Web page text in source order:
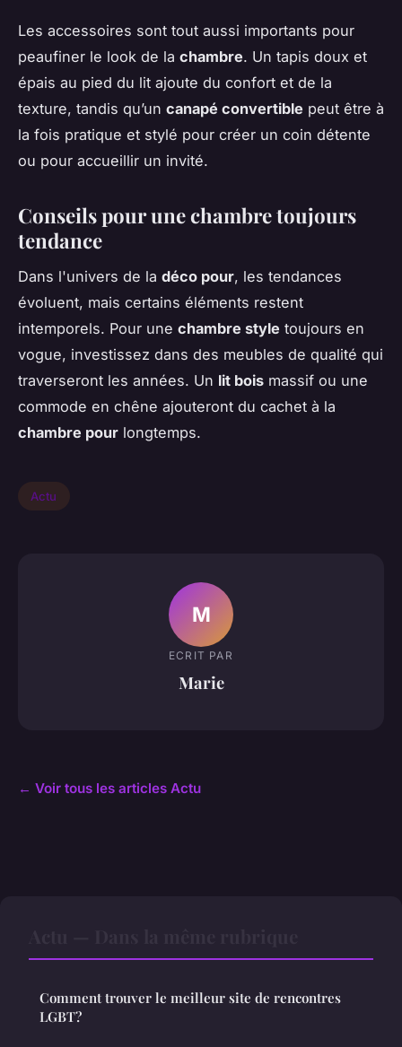
Les accessoires sont tout aussi importants pour
peaufiner le look de la chambre. Un tapis doux et
épais au pied du lit ajoute du confort et de la
texture, tandis qu’un canapé convertible peut être à
la fois pratique et stylé pour créer un coin détente
ou pour accueillir un invité.
Conseils pour une chambre toujours
tendance
Dans l'univers de la déco pour, les tendances
évoluent, mais certains éléments restent
intemporels. Pour une chambre style toujours en
vogue, investissez dans des meubles de qualité qui
traverseront les années. Un lit bois massif ou une
commode en chêne ajouteront du cachet à la
chambre pour longtemps.
Actu
M
ECRIT PAR
Marie
← Voir tous les articles Actu
Comment trouver le meilleur site de rencontres
LGBT?